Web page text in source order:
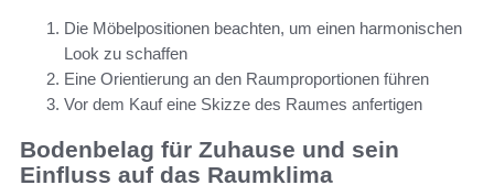
Die Möbelpositionen beachten, um einen harmonischen
Look zu schaffen
Eine Orientierung an den Raumproportionen führen
Vor dem Kauf eine Skizze des Raumes anfertigen
Bodenbelag für Zuhause und sein
Einfluss auf das Raumklima